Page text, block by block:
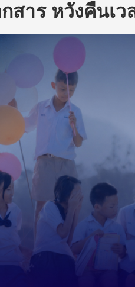
กสาร หวังคืนเว